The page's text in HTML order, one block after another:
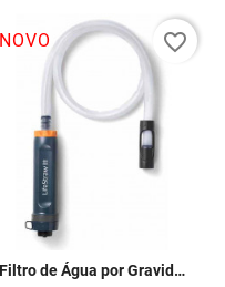
NOVO
Filtro de Água por Gravidade LifeStraw Peak Series
favorite_border